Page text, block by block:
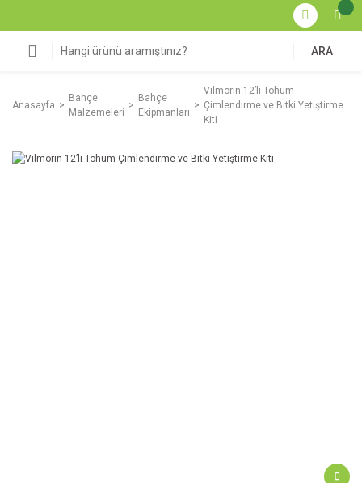
ARA
Anasayfa
Bahçe
Malzemeleri
Bahçe
Ekipmanları
Vilmorin 12’li Tohum
Çimlendirme ve Bitki Yetiştirme
Kiti